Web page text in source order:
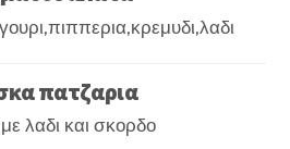
πατζαρια
λαδι και σκορδο